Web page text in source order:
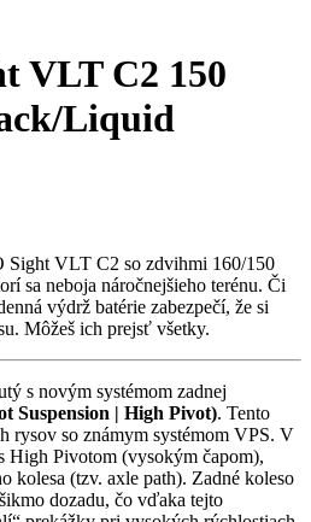
VLT C2 150
Liquid
VLT C2 so zdvihmi 160/150
sa neboja náročnejšieho terénu. Či
výdrž batérie zabezpečí, že si
Môžeš ich prejsť všetky.
s novým systémom zadnej
Suspension | High Pivot). Tento
rysov so známym systémom VPS. V
High Pivotom (vysokým čapom),
kolesa (tzv. axle path). Zadné koleso
dozadu, čo vďaka tejto